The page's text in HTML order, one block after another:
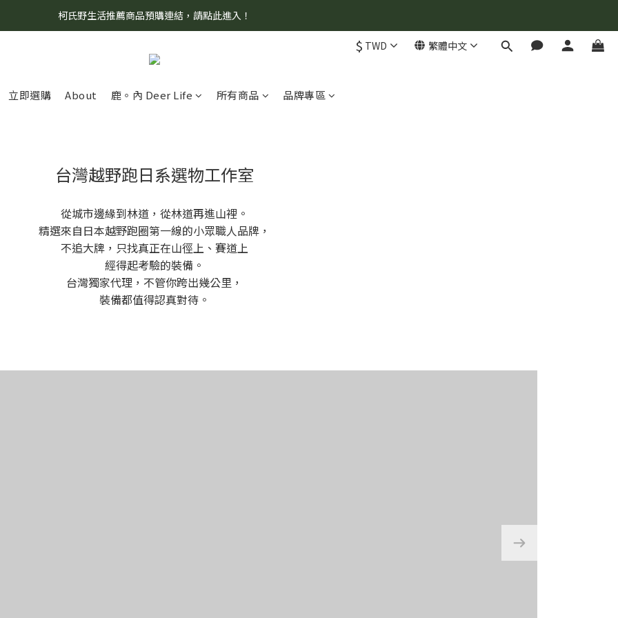
8/7 當天暫停開放工作室。請見諒！
柯氏野生活推薦商品預購連結，請點此進入！
$ TWD 繁體中文
立即選購 About 鹿。內 Deer Life 所有商品 品牌專區
台灣越野跑日系選物工作室
從城市邊緣到林道，從林道再進山裡。
精選來自日本越野跑圈第一線的小眾職人品牌，
不追大牌，只找真正在山徑上、賽道上
經得起考驗的裝備。
台灣獨家代理，不管你跨出幾公里，
裝備都值得認真對待。